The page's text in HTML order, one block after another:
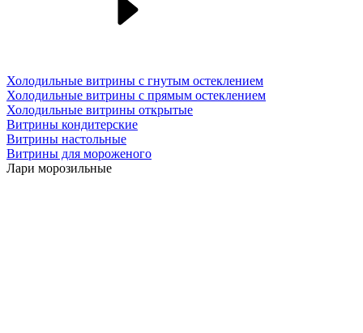
Холодильные витрины с гнутым остеклением
Холодильные витрины с прямым остеклением
Холодильные витрины открытые
Витрины кондитерские
Витрины настольные
Витрины для мороженого
Лари морозильные